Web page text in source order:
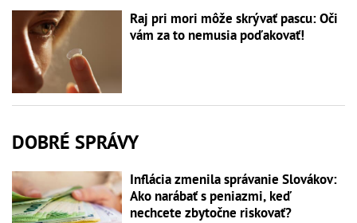
Raj pri mori môže skrývať pascu: Oči
vám za to nemusia poďakovať!
DOBRÉ SPRÁVY
Inflácia zmenila správanie Slovákov:
Ako narábať s peniazmi, keď
nechcete zbytočne riskovať?